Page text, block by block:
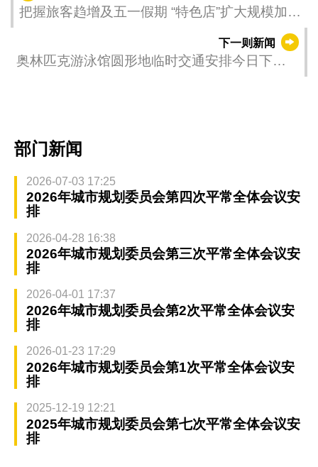
把握旅客趋增及五一假期 “特色店”扩大规模加强
下一则新闻
奥林匹克游泳馆圆形地临时交通安排今日下午
部门新闻
2026-07-03 17:25
2026年城市规划委员会第四次平常全体会议安
排
2026-04-28 16:38
2026年城市规划委员会第三次平常全体会议安
排
2026-04-01 17:37
2026年城市规划委员会第2次平常全体会议安
排
2026-01-23 17:29
2026年城市规划委员会第1次平常全体会议安
排
2025-12-19 12:21
2025年城市规划委员会第七次平常全体会议安
排